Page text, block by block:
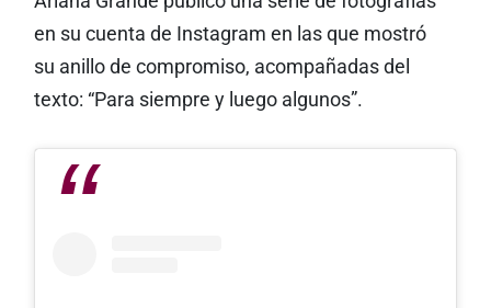
en su cuenta de Instagram en las que mostró
su anillo de compromiso, acompañadas del
texto: “Para siempre y luego algunos”.